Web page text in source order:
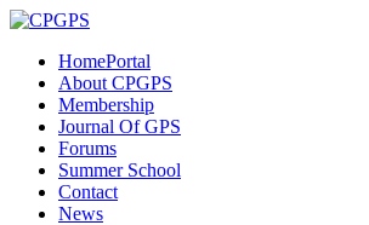
HomePortal
About CPGPS
Membership
Journal Of GPS
Forums
Summer School
Contact
News